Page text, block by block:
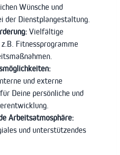
Wünsche und
der Dienstplangestaltung.
Vielfältige
Fitnessprogramme
und externe
Deine persönliche und
Arbeitsatmosphäre:
und unterstützendes